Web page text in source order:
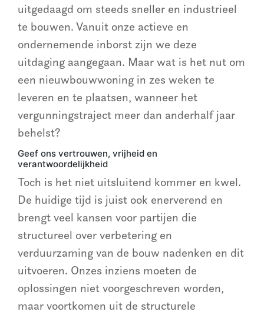
uitgedaagd om steeds sneller en industrieel
te bouwen. Vanuit onze actieve en
ondernemende inborst zijn we deze
uitdaging aangegaan. Maar wat is het nut om
een nieuwbouwwoning in zes weken te
leveren en te plaatsen, wanneer het
vergunningstraject meer dan anderhalf jaar
behelst?
Geef ons vertrouwen, vrijheid en
verantwoordelijkheid
Toch is het niet uitsluitend kommer en kwel.
De huidige tijd is juist ook enerverend en
brengt veel kansen voor partijen die
structureel over verbetering en
verduurzaming van de bouw nadenken en dit
uitvoeren. Onzes inziens moeten de
oplossingen niet voorgeschreven worden,
maar voortkomen uit de structurele